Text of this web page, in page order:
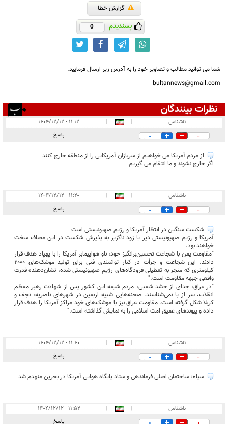
گزارش خطا
پسندیدم 0
شما می توانید مطالب و تصاویر خود را به آدرس زیر ارسال فرمایید.
bultannews@gmail.com
نظرات بینندگان
در انتظار بررسی:
ناشناس |
|
۱۱:۱۲ - ۱۴۰۴/۱۲/۱۲
0
0 پاسخ
از مردم آمریکا می خواهیم از سربازان آمریکایی را از منطقه خارج کنند
اگر خارج نشوند و ما انتقام می گیریم
ناشناس |
|
۱۱:۲۰ - ۱۴۰۴/۱۲/۱۲
0
0 پاسخ
شکست سنگین در انتظار آمریکا و رژیم صهیونیستی است
آمریکا و رژیم صهیونیستی دیر یا زود ناگزیر به پذیرش شکست در این مصاف سخت
خواهند بود.
"مقاومت یمن با شجاعت تحسین‌برانگیز خود، ناو هواپیمابر آمریکا را با پهپاد هدف قرار
دادند. این شجاعت و جرأت در کنار توانمندی فنی برای تولید موشک‌های ۲۰۰۰
کیلومتری که منجر به تعطیلی فرودگاه‌های رژیم صهیونیستی شده، نشان‌دهنده قدرت
واقعی جبهه مقاومت است."
"در عراق، جدای از حشد شعبی، مردم شیعه این کشور پس از شهادت رهبر معظم
انقلاب، سر از پا نمی‌شناسند. صحنه‌هایی شبیه اربعین در شهرهای ناصریه، نجف و
کربلا شکل گرفته است. مقاومت عراق نیز با موشک‌های خود مراکز آمریکا را هدف قرار
داده و پیوندهای عمیق امت اسلامی را به نمایش گذاشته است."
ناشناس |
|
۱۱:۴۰ - ۱۴۰۴/۱۲/۱۲
0
0 پاسخ
سپاه: ساختمان اصلی فرماندهی و ستاد پایگاه هوایی آمریکا در بحرین منهدم شد
ناشناس |
|
۱۱:۵۲ - ۱۴۰۴/۱۲/۱۲
پاسخ